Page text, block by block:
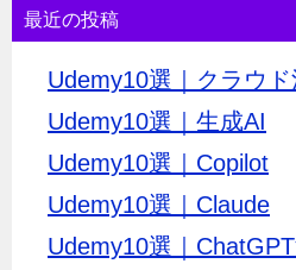
最近の投稿
Udemy10選｜クラウド
Udemy10選｜生成AI
Udemy10選｜Copilot
Udemy10選｜Claude
Udemy10選｜